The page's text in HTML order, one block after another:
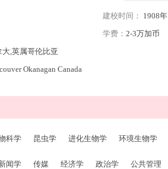
建校时间： 1908年
学费： 2-3万加币
大,英属哥伦比亚
Okanagan Canada
科学 昆虫学 进化生物学 环境生物学
闻学 传媒 经济学 政治学 公共管理